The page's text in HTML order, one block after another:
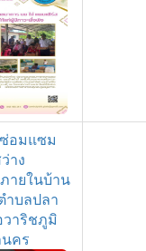
อมแซม
าง
ายในบ้าน
ำบลปลา
วาริชภูมิ
คร